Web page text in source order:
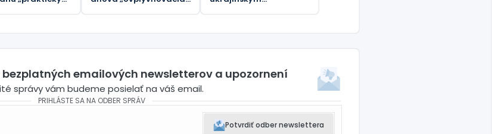
emailových newsletterov a upozornení
správy vám budeme posielať na váš email.
PRIHLÁSTE SA NA ODBER SPRÁV
Potvrdiť odber newslettera